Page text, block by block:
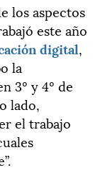
los aspectos
este año
digital,
la
3º y 4º de
lado,
el trabajo